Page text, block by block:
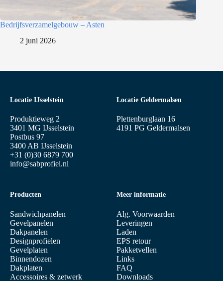
Bedrijfsverzamelgebouw – Asten
2 juni 2026
Locatie IJsselstein
Produktieweg 2
3401 MG IJsselstein
Postbus 97
3400 AB IJsselstein
+31 (0)30 6879 700
info@sabprofiel.nl
Producten
Sandwichpanelen
Gevelpanelen
Dakpanelen
Designprofielen
Gevelplaten
Binnendozen
Dakplaten
Accessoires & zetwerk
Meer informatie
Alg. Voorwaarden
Leveringen
Laden
EPS retour
Pakketvellen
Links
FAQ
Downloads
Locatie Geldermalsen
Plettenburglaan 16
4191 PG Geldermalsen